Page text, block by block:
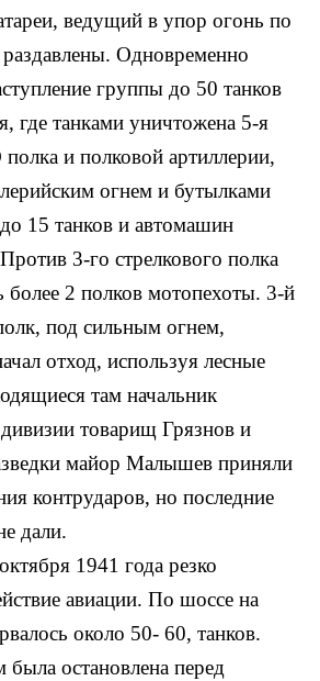
ведущий в упор огонь по
Одновременно
группы до 50 танков
где танками уничтожена 5-я
и полковой артиллерии,
огнем и бутылками
15 танков и автомашин
3-го стрелкового полка
более 2 полков мотопехоты. 3-й
под сильным огнем,
отход, используя лесные
там начальник
товарищ Грязнов и
майор Малышев приняли
контрударов, но последние
дали.
1941 года резко
авиации. По шоссе на
около 50- 60, танков.
была остановлена перед